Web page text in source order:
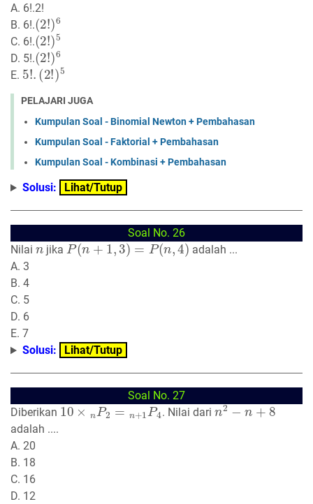
A. 6!.2!
B. 6!.
(2!)6
C. 6!.
(2!)5
D. 5!.
(2!)6
E.
5!.
(2!)5
PELAJARI JUGA
Kumpulan Soal - Binomial Newton + Pembahasan
Kumpulan Soal - Faktorial + Pembahasan
Kumpulan Soal - Kombinasi + Pembahasan
Solusi: Lihat/Tutup
Soal No. 26
Nilai
n
jika
P(n+1,3)=P(n,4)
adalah ...
A. 3
B. 4
C. 5
D. 6
E. 7
Solusi:
Lihat/Tutup
Soal No. 27
Diberikan
10×nP2=n+1P4
. Nilai dari
n2−n+8
adalah ....
A. 20
B. 18
C. 16
D. 12